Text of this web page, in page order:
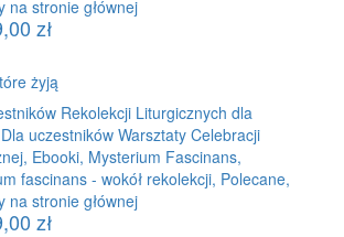
na stronie głównej
zł
żyją
Rekolekcji Liturgicznych dla
uczestników Warsztaty Celebracji
Ebooki, Mysterium Fascinans,
fascinans - wokół rekolekcji, Polecane,
na stronie głównej
zł